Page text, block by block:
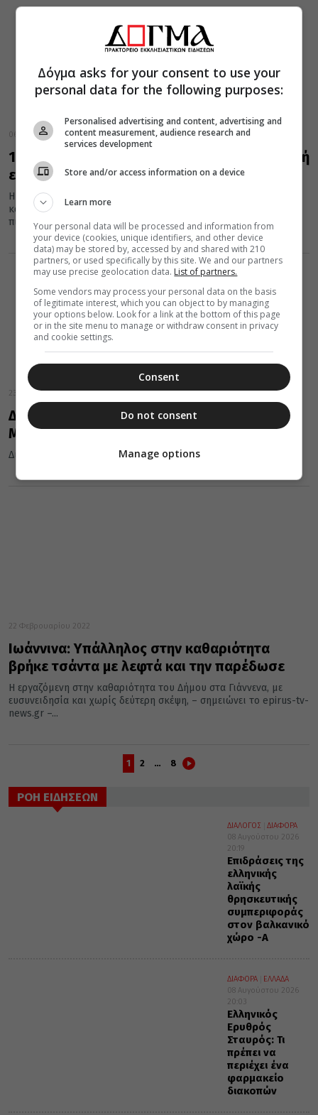
06 Μαΐου 2022
11χρονη ομογενής διοργάνωσε φιλανθρωπική
εκστρατεία για νοσοκομείο
Η 11χρονη Λαμπρινή διοργανώτρια της εκστρατείας μαζί με τις
καθηγήτριες εκπαιδευτικούς και τους συμμαθητές μαζεύουν
πιτζάμες και κάλτσες για...
23 Μαρτίου 2022
Διανομή δεμάτων τροφίμων στη Μητρόπολη
Μαρωνείας
Διανομή τροφίμων στη Μητρόπολη Μαρωνείας και Κομοτηνής
22 Φεβρουαρίου 2022
Ιωάννινα: Υπάλληλος στην καθαριότητα
βρήκε τσάντα με λεφτά και την παρέδωσε
Η εργαζόμενη στην καθαριότητα του Δήμου στα Γιάννενα, με
ευσυνειδησία και χωρίς δεύτερη σκέψη, – σημειώνει το epirus-tv-
news.gr –...
1 2 … 8
ΡΟΗ ΕΙΔΗΣΕΩΝ
ΔΙΑΛΟΓΟΣ
ΔΙΑΦΟΡΑ
08 Αυγούστου 2026
20:19
Επιδράσεις της
ελληνικής
λαϊκής
θρησκευτικής
συμπεριφοράς
στον βαλκανικό
χώρο -Α΄
ΔΙΑΦΟΡΑ
ΕΛΛΑΔΑ
08 Αυγούστου 2026
20:03
Ελληνικός
Ερυθρός
Σταυρός: Τι
πρέπει να
περιέχει ένα
φαρμακείο
διακοπών
Δόγμα asks for your consent to use your
personal data for the following purposes:
Personalised advertising and content, advertising and
content measurement, audience research and
services development
Store and/or access information on a device
Learn more
Your personal data will be processed and information from
your device (cookies, unique identifiers, and other device
data) may be stored by, accessed by and shared with 210
partners, or used specifically by this site. We and our partners
may use precise geolocation data. List of partners.
Some vendors may process your personal data on the basis
of legitimate interest, which you can object to by managing
your options below. Look for a link at the bottom of this page
or in the site menu to manage or withdraw consent in privacy
and cookie settings.
Consent
Do not consent
Manage options